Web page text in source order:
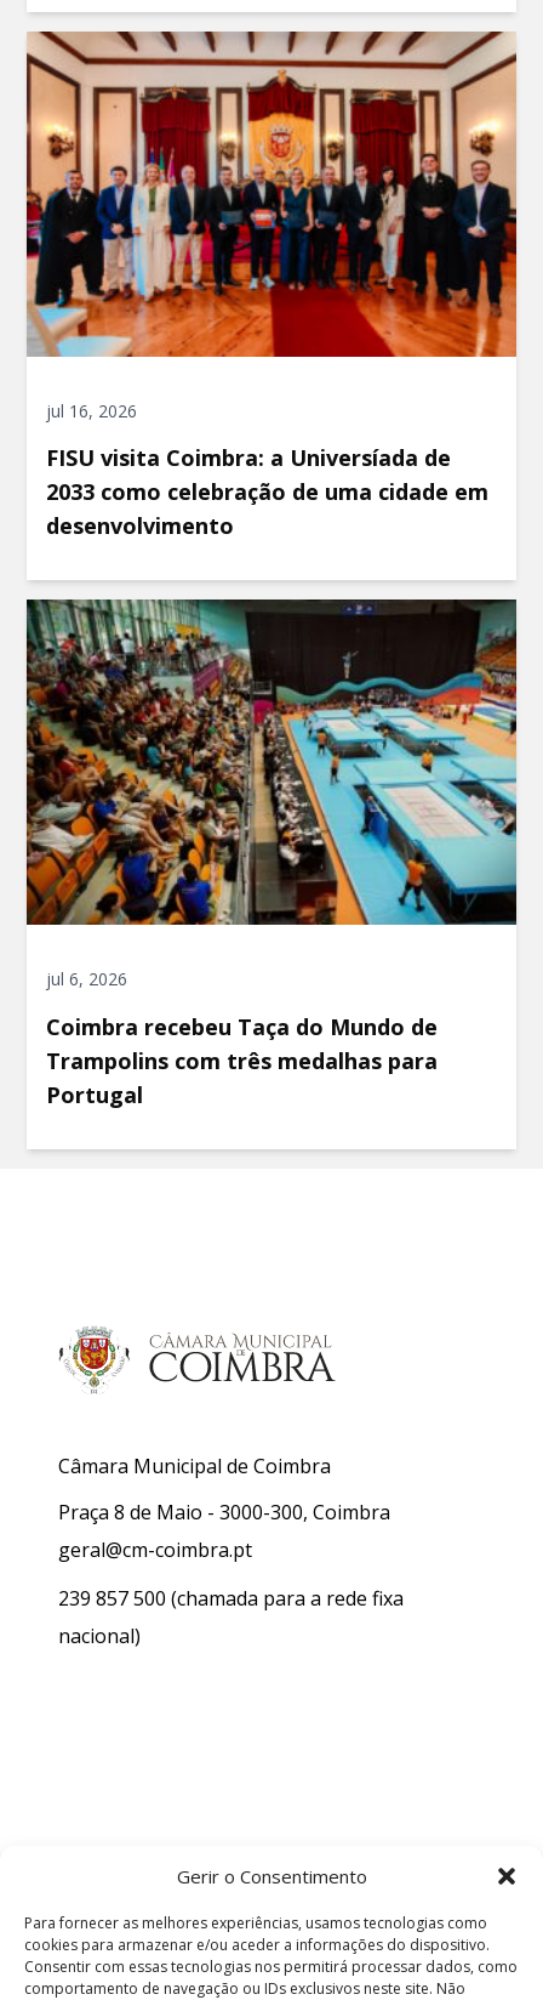
Gerir o Consentimento
Para fornecer as melhores experiências, usamos tecnologias como
cookies para armazenar e/ou aceder a informações do dispositivo.
Consentir com essas tecnologias nos permitirá processar dados, como
comportamento de navegação ou IDs exclusivos neste site. Não
jul 16, 2026
FISU visita Coimbra: a Universíada de
2033 como celebração de uma cidade em
desenvolvimento
jul 6, 2026
Coimbra recebeu Taça do Mundo de
Trampolins com três medalhas para
Portugal
Câmara Municipal de Coimbra
Praça 8 de Maio - 3000-300, Coimbra
geral@cm-coimbra.pt
239 857 500 (chamada para a rede fixa
nacional)